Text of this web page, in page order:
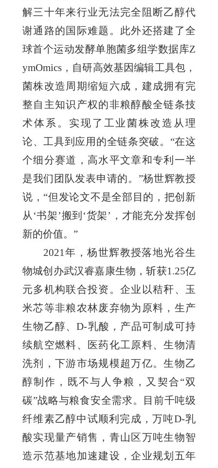
解三十年来行业无法完全阻断乙醇代
谢通路的国际难题。此外还搭建了全
球首个运动发酵单胞菌多组学数据库Z
ymOmics，自研高效基因编辑工具包，
菌株改造周期缩短六成，建成拥有完
整自主知识产权的非粮醇酸全链条技
术体系。实现了工业菌株改造从理
论、工具到应用的全链条突破。“在这
个细分赛道，高水平文章和专利一半
是我们团队发表申请的。”杨世辉教授
说，“但发论文不是全部目的，把创新
从‘书架’搬到‘货架’，才能充分发挥创
新的价值。”
2021年，杨世辉教授落地光谷生
物城创办武汉睿嘉康生物，斩获1.25亿
元多机构联合投资。企业以秸秆、玉
米芯等非粮农林废弃物为原料，生产
生物乙醇、D-乳酸，产品可制成可持
续航空燃料、医药化工原料、生物清
洗剂，下游市场规模超万亿。生物乙
醇制作，既不与人争粮，又契合“双
碳”战略与粮食安全需求。目前千吨级
纤维素乙醇中试顺利完成，万吨D-乳
酸实现量产销售，青山区万吨生物智
造示范基地加速建设，企业规划五年